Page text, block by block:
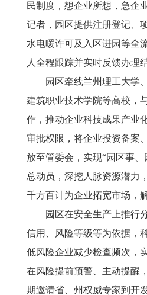
民制度，想企业所想，急企
记者，园区提供注册登记、
水电暖许可及入区进园等全
人全程跟踪并实时反馈办理
园区牵线兰州理工大学
建筑职业技术学院等高校，
作，推动企业科技成果产业
审批权限，将企业投资备案
放至管委会，实现“园区事、
总动员，深挖人脉资源潜力
千方百计为企业拓宽市场，
园区在安全生产上推行
信用、风险等级等为依据，
低风险企业减少检查频次，
在风险提前预警、主动提醒
期邀请省、州权威专家到开